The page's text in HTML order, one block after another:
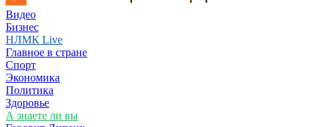
Видео
Бизнес
НЛМК Live
Главное в стране
Спорт
Экономика
Политика
Здоровье
А знаете ли вы